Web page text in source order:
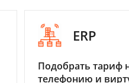
ERP
Подобрать тариф
телефонию и